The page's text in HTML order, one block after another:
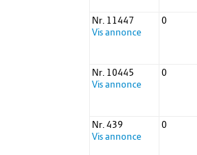
Nr. 11447
Vis annonce
0
Nr. 10445
Vis annonce
0
Nr. 439
Vis annonce
0